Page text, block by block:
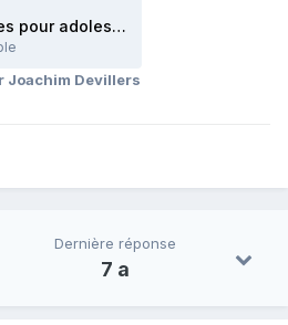
Enquête sur les services pour adolescents en bibliothèque de lecture publique.docx
Joachim Devillers
Dernière réponse
7 a